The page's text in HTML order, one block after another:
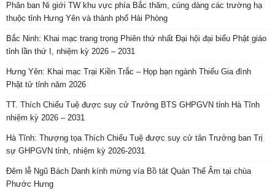
Phân ban Ni giới TW khu vực phía Bắc thăm, cúng dàng các trường hạ
thuộc tỉnh Hưng Yên và thành phố Hải Phòng
Bắc Ninh: Khai mạc trang trọng Phiên thứ nhất Đại hội đại biểu Phật giáo
tỉnh lần thứ I, nhiệm kỳ 2026 – 2031
Hưng Yên: Khai mạc Trại Kiền Trắc – Họp bạn ngành Thiếu Gia đình
Phật tử tỉnh năm 2026
TT. Thích Chiếu Tuệ được suy cử Trưởng BTS GHPGVN tỉnh Hà Tĩnh
nhiệm kỳ 2026 – 2031
Hà Tĩnh: Thượng tọa Thích Chiếu Tuệ được suy cử tân Trưởng ban Trị
sự GHPGVN tỉnh, nhiệm kỳ 2026-2031
Đêm lễ Ngũ Bách Danh kính mừng vía Bồ tát Quán Thế Âm tại chùa
Phước Hưng